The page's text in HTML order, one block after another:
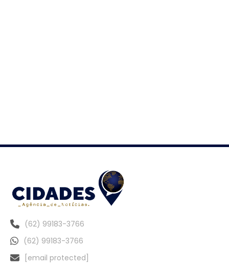
(62) 99183-3766
(62) 99183-3766
[email protected]